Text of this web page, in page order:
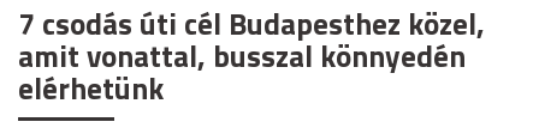
7 csodás úti cél Budapesthez közel,
amit vonattal, busszal könnyedén
elérhetünk